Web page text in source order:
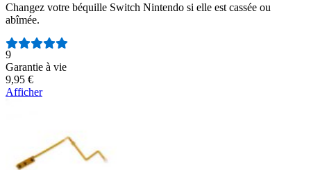
Changez votre béquille Switch Nintendo si elle est cassée ou
abîmée.
Nombre d'avis :
9
Garantie à vie
9,95 €
Afficher